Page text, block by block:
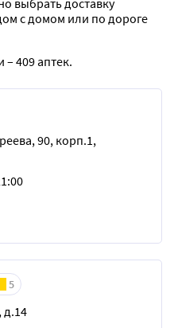
выбрать доставку
с домом или по дороге
– 409 аптек.
90, корп.1,
5
д.14